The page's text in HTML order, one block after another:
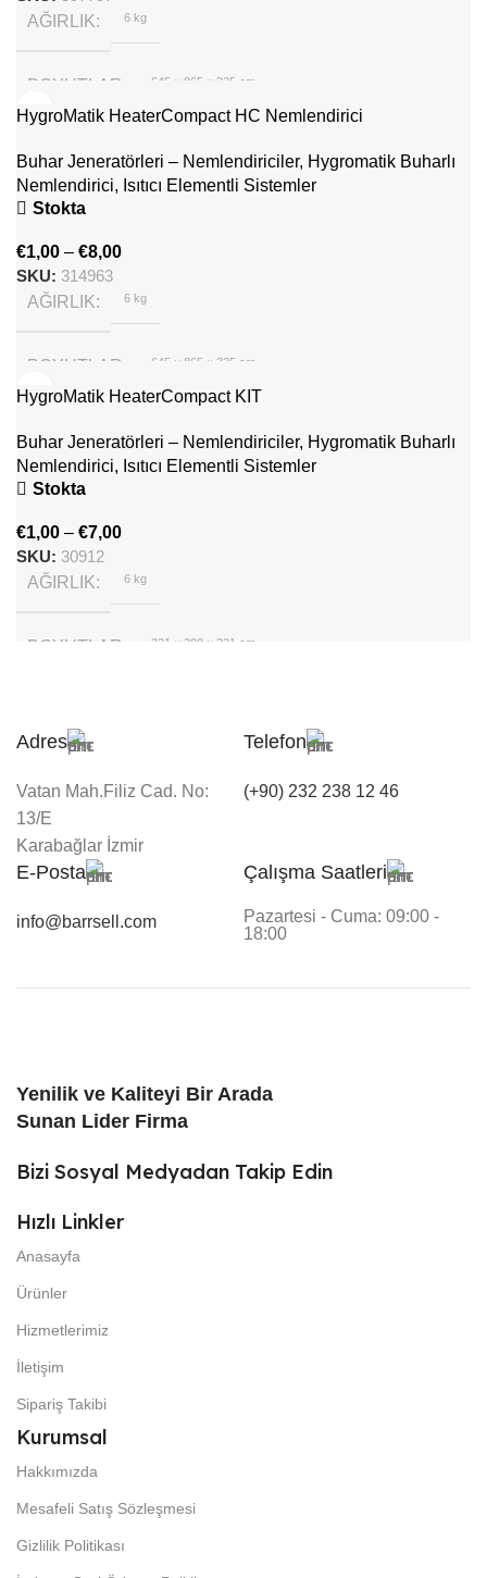
AĞIRLIK
6 kg
BOYUTLAR 645 × 865 × 335 cm
HygroMatik HeaterCompact HC Nemlendirici
Buhar Jeneratörleri – Nemlendiriciler, Hygromatik Buharlı
Nemlendirici, Isıtıcı Elementli Sistemler
Stokta
€1,00 – €8,00
SKU: 314963
AĞIRLIK
6 kg
BOYUTLAR 645 × 865 × 335 cm
HygroMatik HeaterCompact KIT
Buhar Jeneratörleri – Nemlendiriciler, Hygromatik Buharlı
Nemlendirici, Isıtıcı Elementli Sistemler
Stokta
€1,00 – €7,00
SKU: 30912
AĞIRLIK
6 kg
BOYUTLAR 321 × 308 × 221 cm
Adres
Vatan Mah.Filiz Cad. No:
13/E
Karabağlar İzmir
Telefon
(+90) 232 238 12 46
E-Posta
info@barrsell.com
Çalışma Saatleri
Pazartesi - Cuma: 09:00 -
18:00
Yenilik ve Kaliteyi Bir Arada
Sunan Lider Firma
Bizi Sosyal Medyadan Takip Edin
Hızlı Linkler
Anasayfa
Ürünler
Hizmetlerimiz
İletişim
Sipariş Takibi
Kurumsal
Hakkımızda
Mesafeli Satış Sözleşmesi
Gizlilik Politikası